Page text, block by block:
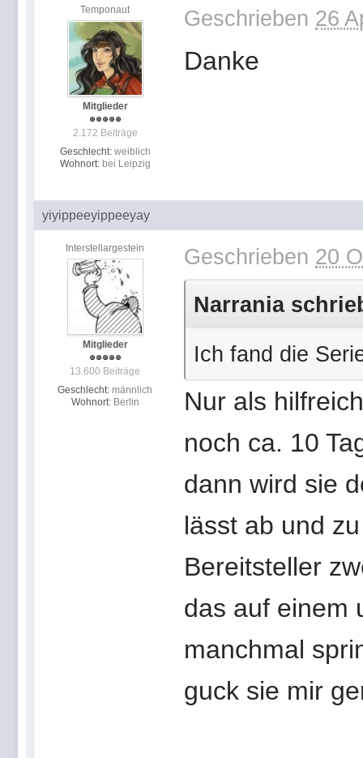
Temponaut
Mitglieder
2.172 Beiträge
Geschlecht: weiblich
Wohnort: bei Leipzig
Geschrieben 26
Danke
yiyippeeyippeeyay
Interstellargestein
Mitglieder
13.600 Beiträge
Geschlecht: männlich
Wohnort: Berlin
Geschrieben 20
Narrania
Ich fand die
Nur als
noch ca. 10
dann wird sie
lässt ab und
Bereitsteller
das auf einem
manchmal
guck sie mir